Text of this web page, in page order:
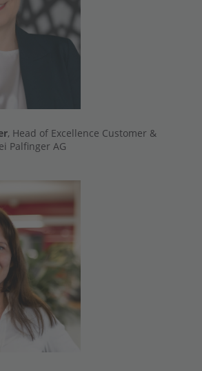
, Head of Excellence Customer &
Palfinger AG